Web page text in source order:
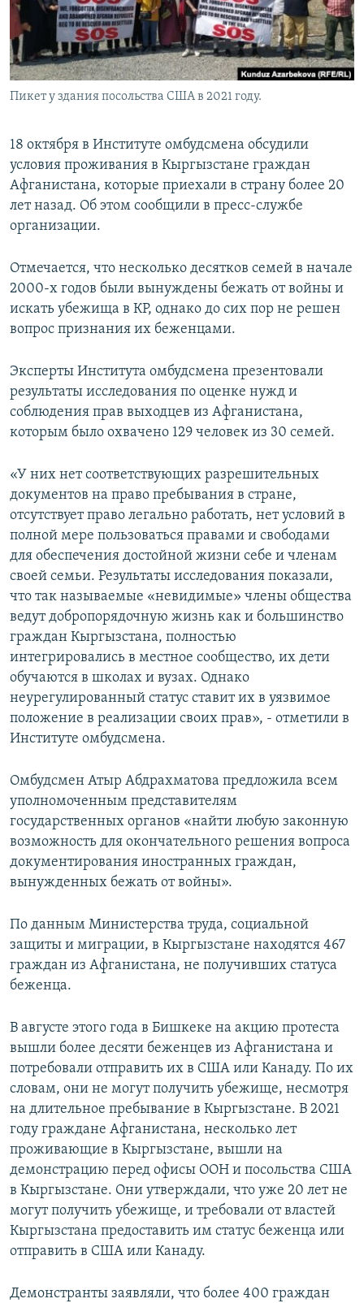
Пикет у здания посольства США в 2021 году.
18 октября в Институте омбудсмена обсудили
условия проживания в Кыргызстане граждан
Афганистана, которые приехали в страну более 20
лет назад. Об этом сообщили в пресс-службе
организации.
Отмечается, что несколько десятков семей в начале
2000-х годов были вынуждены бежать от войны и
искать убежища в КР, однако до сих пор не решен
вопрос признания их беженцами.
Эксперты Института омбудсмена презентовали
результаты исследования по оценке нужд и
соблюдения прав выходцев из Афганистана,
которым было охвачено 129 человек из 30 семей.
«У них нет соответствующих разрешительных
документов на право пребывания в стране,
отсутствует право легально работать, нет условий в
полной мере пользоваться правами и свободами
для обеспечения достойной жизни себе и членам
своей семьи. Результаты исследования показали,
что так называемые «невидимые» члены общества
ведут добропорядочную жизнь как и большинство
граждан Кыргызстана, полностью
интегрировались в местное сообщество, их дети
обучаются в школах и вузах. Однако
неурегулированный статус ставит их в уязвимое
положение в реализации своих прав», - отметили в
Институте омбудсмена.
Омбудсмен Атыр Абдрахматова предложила всем
уполномоченным представителям
государственных органов «найти любую законную
возможность для окончательного решения вопроса
документирования иностранных граждан,
вынужденных бежать от войны».
По данным Министерства труда, социальной
защиты и миграции, в Кыргызстане находятся 467
граждан из Афганистана, не получивших статуса
беженца.
В августе этого года в Бишкеке на акцию протеста
вышли более десяти беженцев из Афганистана и
потребовали отправить их в США или Канаду. По их
словам, они не могут получить убежище, несмотря
на длительное пребывание в Кыргызстане. В 2021
году граждане Афганистана, несколько лет
проживающие в Кыргызстане, вышли на
демонстрацию перед офисы ООН и посольства США
в Кыргызстане. Они утверждали, что уже 20 лет не
могут получить убежище, и требовали от властей
Кыргызстана предоставить им статус беженца или
отправить в США или Канаду.
Демонстранты заявляли, что более 400 граждан